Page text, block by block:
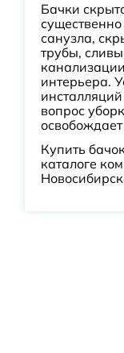
Бачки
санузла,
трубы,
интерьера.
вопрос
Купить
каталоге